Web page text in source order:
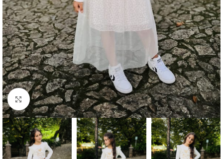
Clique para aumentar